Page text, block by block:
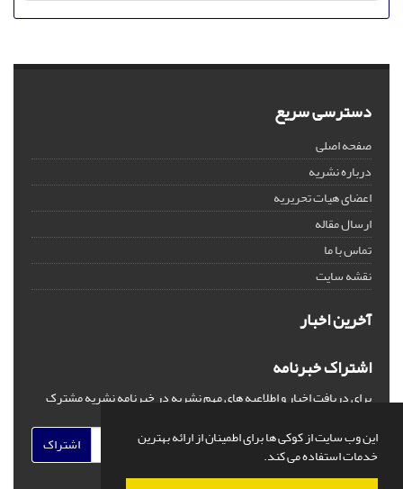
این وب سایت از کوکی ها برای اطمینان از ارائه بهترین
خدمات استفاده می کند.
دسترسی سریع
صفحه اصلی
درباره نشریه
اعضای هیات تحریریه
ارسال مقاله
تماس با ما
نقشه سایت
آخرین اخبار
اشتراک خبرنامه
برای دریافت اخبار و اطلاعیه های مهم نشریه در خبرنامه نشریه مشترک
اشتراک